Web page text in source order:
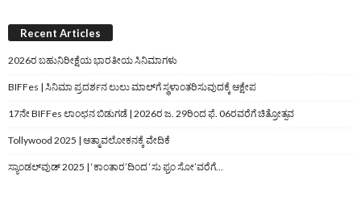
Recent Articles
2026ರ ಬಹುನಿರೀಕ್ಷೆಯ ಭಾರತೀಯ ಸಿನಿಮಾಗಳು
BIFFes | ಸಿನಿಮಾ ಪ್ರದರ್ಶನ ಲುಲು ಮಾಲ್‌ಗೆ ಸ್ಥಳಾಂತರಿಸುವುದಕ್ಕೆ ಆಕ್ಷೇಪ
17ನೇ BIFFes ಲಾಂಛನ ಬಿಡುಗಡೆ | 2026ರ ಜ. 29ರಿಂದ ಫೆ. 06ರವರೆಗೆ ಚಿತ್ರೋತ್ಸವ
Tollywood 2025 | ಆತ್ಮಾವಲೋಕನಕ್ಕೆ ವೇದಿಕೆ
ಸ್ಯಾಂಡಲ್‌ವುಡ್‌ 2025 | ‘ಕಾಂತಾರ’ದಿಂದ ‘ಸು ಫ್ರಂ ಸೋ’ವರೆಗೆ…